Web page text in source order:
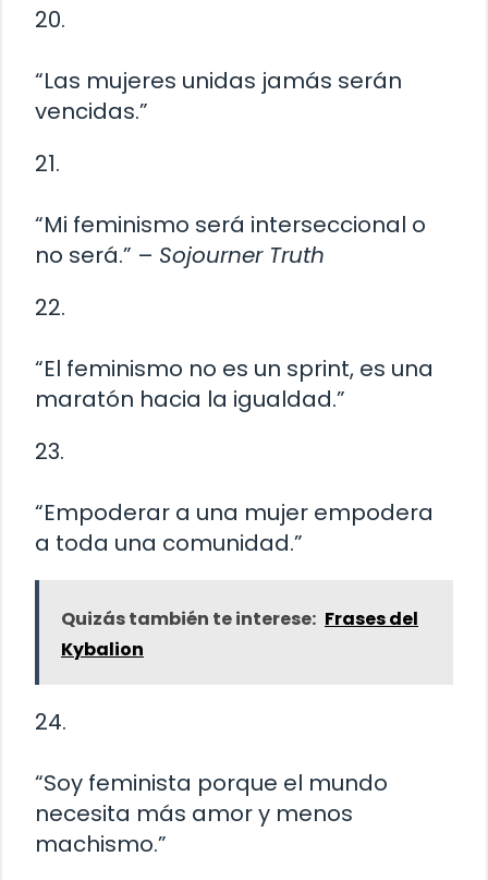
20.
“Las mujeres unidas jamás serán
vencidas.”
21.
“Mi feminismo será interseccional o
no será.” – Sojourner Truth
22.
“El feminismo no es un sprint, es una
maratón hacia la igualdad.”
23.
“Empoderar a una mujer empodera
a toda una comunidad.”
Quizás también te interese: Frases del
Kybalion
24.
“Soy feminista porque el mundo
necesita más amor y menos
machismo.”